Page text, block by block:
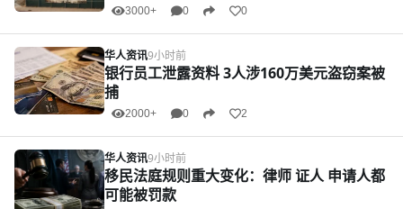
3000+ 0 0
华人资讯9小时前
银行员工泄露资料 3人涉160万美元盗窃案被
捕
2000+ 0 2
华人资讯9小时前
移民法庭规则重大变化：律师 证人 申请人都
可能被罚款